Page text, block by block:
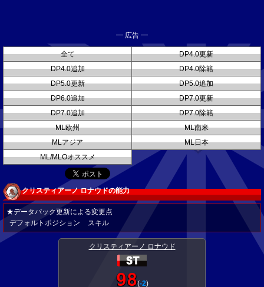
━ 広告 ━
全て
DP4.0更新
DP4.0追加
DP4.0除籍
DP5.0更新
DP5.0追加
DP6.0追加
DP7.0更新
DP7.0追加
DP7.0除籍
ML欧州
ML南米
MLアジア
ML日本
ML/MLOオススメ
クリスティアーノ ロナウドの能力
★データパック更新による変更点
デフォルトポジション
スキル
クリスティアーノ ロナウド
98(-2)